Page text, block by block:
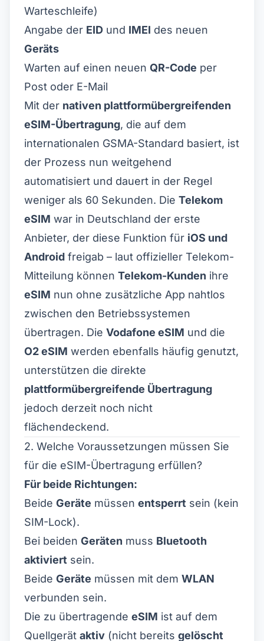
Warteschleife)
Angabe der EID und IMEI des neuen
Geräts
Warten auf einen neuen QR-Code per
Post oder E-Mail
Mit der nativen plattformübergreifenden
eSIM-Übertragung, die auf dem
internationalen GSMA-Standard basiert, ist
der Prozess nun weitgehend
automatisiert und dauert in der Regel
weniger als 60 Sekunden. Die Telekom
eSIM war in Deutschland der erste
Anbieter, der diese Funktion für iOS und
Android freigab – laut offizieller Telekom-
Mitteilung können Telekom-Kunden ihre
eSIM nun ohne zusätzliche App nahtlos
zwischen den Betriebssystemen
übertragen. Die Vodafone eSIM und die
O2 eSIM werden ebenfalls häufig genutzt,
unterstützen die direkte
plattformübergreifende Übertragung
jedoch derzeit noch nicht
flächendeckend.
2. Welche Voraussetzungen müssen Sie
für die eSIM-Übertragung erfüllen?
Für beide Richtungen:
Beide Geräte müssen entsperrt sein (kein
SIM-Lock).
Bei beiden Geräten muss Bluetooth
aktiviert sein.
Beide Geräte müssen mit dem WLAN
verbunden sein.
Die zu übertragende eSIM ist auf dem
Quellgerät aktiv (nicht bereits gelöscht